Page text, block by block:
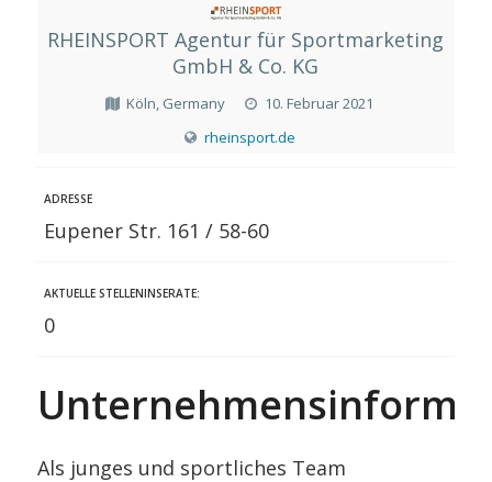
RHEINSPORT Agentur für Sportmarketing
GmbH & Co. KG
Köln, Germany
10. Februar 2021
rheinsport.de
ADRESSE
Eupener Str. 161 / 58-60
AKTUELLE STELLENINSERATE:
0
Als junges und sportliches Team